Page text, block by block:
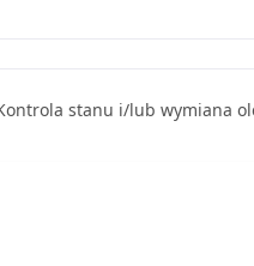
stanu i/lub wymiana
Przegląd pojazdu zgodnie z